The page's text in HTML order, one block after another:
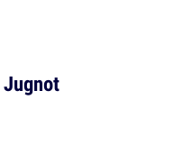
Jugnot